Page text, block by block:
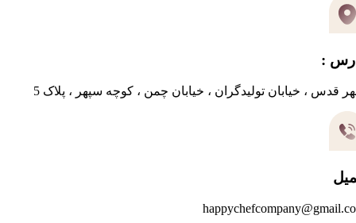
:
قدس ، خیابان تولیدگران ، خیابان چمن ، کوچه سپهر ، پلاک 5